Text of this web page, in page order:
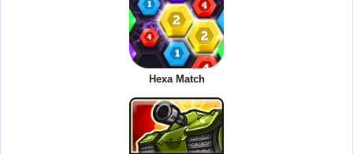
Hexa Match